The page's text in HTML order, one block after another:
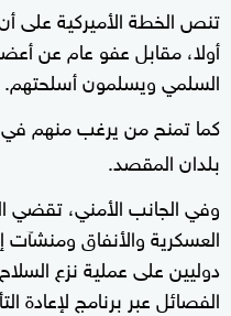
تنص الخطة الأميركية على أن
أولا، مقابل عفو عام عن
السلمي ويسلمون أسلحتهم.
كما تمنح من يرغب منهم في
بلدان المقصد.
وفي الجانب الأمني، تقضي
العسكرية والأنفاق ومنشآت
دوليين على عملية نزع
الفصائل عبر برنامج لإعادة